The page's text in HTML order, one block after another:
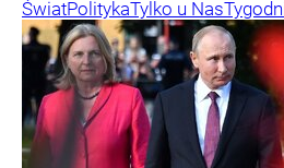
ŚwiatPolitykaTylko u Nas